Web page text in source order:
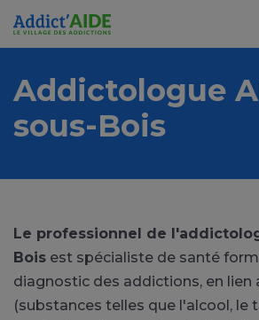
Aller au contenu principal
Addictologue
sous-Bois
Le professionnel de
Bois est spécialiste de santé
diagnostic des addictions, en lien
(substances telles que l'alcool, le
Panneau de gestion des cookies